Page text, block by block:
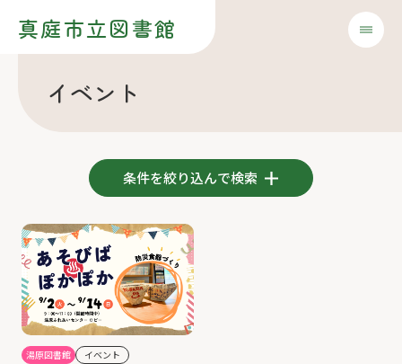
真庭市立図書館
イベント
条件を絞り込んで検索
湯原図書館 イベント